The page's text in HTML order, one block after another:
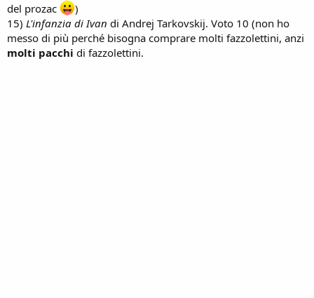
del prozac
)
15) L'infanzia di Ivan di Andrej Tarkovskij. Voto 10 (non ho
messo di più perché bisogna comprare molti fazzolettini, anzi
molti pacchi di fazzolettini.